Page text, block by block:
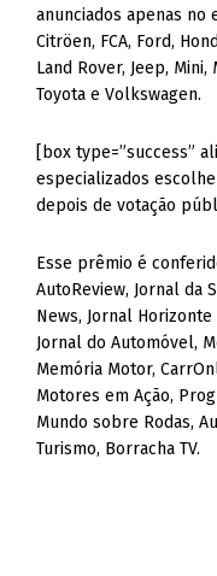
anunciados apenas no
Citröen, FCA, Ford,
Land Rover, Jeep,
Toyota e Volkswagen.
[box type=”success”
especializados
depois de votação
Esse prêmio é
AutoReview, Jornal da
News, Jornal Horizonte
Jornal do Automóvel,
Memória Motor,
Motores em Ação,
Mundo sobre Rodas,
Turismo, Borracha TV.